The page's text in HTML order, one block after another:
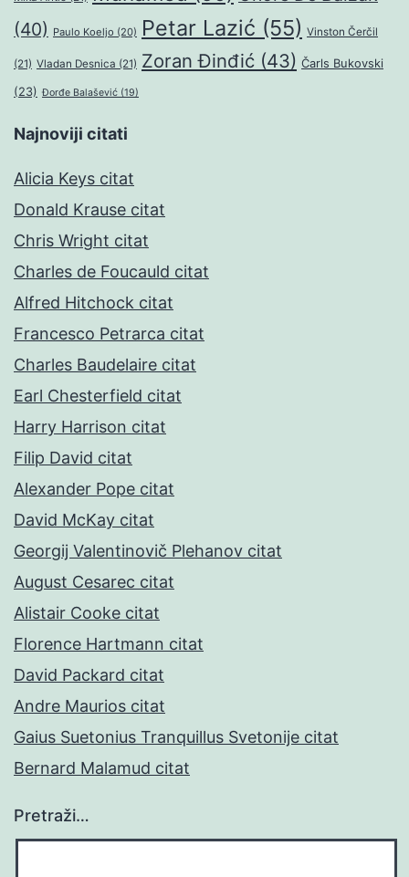
(40) Paulo Koeljo (20) Petar Lazić (55) Vinston Čerčil
(21) Vladan Desnica (21) Zoran Đinđić (43) Čarls Bukovski
(23) Đorđe Balašević (19)
Najnoviji citati
Alicia Keys citat
Donald Krause citat
Chris Wright citat
Charles de Foucauld citat
Alfred Hitchock citat
Francesco Petrarca citat
Charles Baudelaire citat
Earl Chesterfield citat
Harry Harrison citat
Filip David citat
Alexander Pope citat
David McKay citat
Georgij Valentinovič Plehanov citat
August Cesarec citat
Alistair Cooke citat
Florence Hartmann citat
David Packard citat
Andre Maurios citat
Gaius Suetonius Tranquillus Svetonije citat
Bernard Malamud citat
Pretraži…